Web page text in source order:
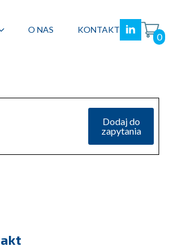
O NAS KONTAKT
0
Dodaj do
zapytania